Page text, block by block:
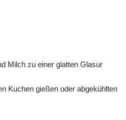
Milch zu einer glatten Glasur
Kuchen gießen oder abgekühlten